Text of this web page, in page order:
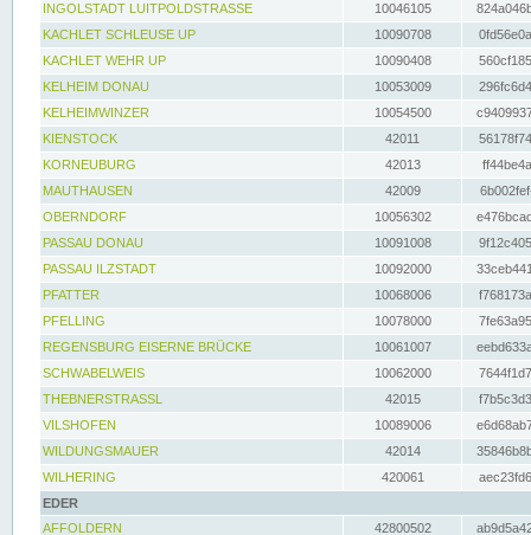
INGOLSTADT LUITPOLDSTRASSE
10046105
KACHLET SCHLEUSE UP
10090708
KACHLET WEHR UP
10090408
KELHEIM DONAU
10053009
KELHEIMWINZER
10054500
KIENSTOCK
42011
KORNEUBURG
42013
MAUTHAUSEN
42009
OBERNDORF
10056302
PASSAU DONAU
10091008
PASSAU ILZSTADT
10092000
PFATTER
10068006
PFELLING
10078000
REGENSBURG EISERNE BRÜCKE
10061007
SCHWABELWEIS
10062000
THEBNERSTRASSL
42015
VILSHOFEN
10089006
WILDUNGSMAUER
42014
WILHERING
420061
EDER
AFFOLDERN
42800502